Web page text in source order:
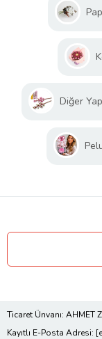
Diğer
Ticaret Ünvanı: AHMET
Kayıtlı E-Posta Adresi: